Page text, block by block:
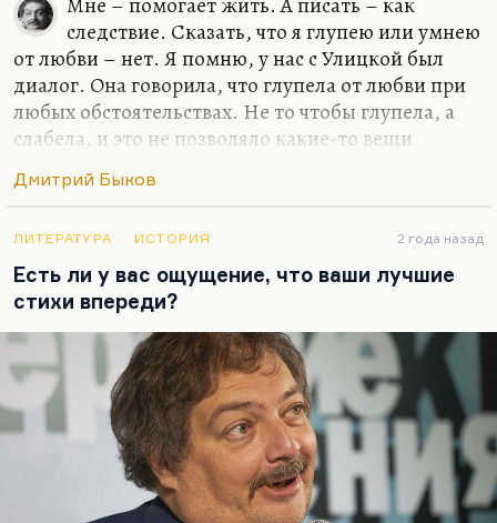
следствие. Сказать, что я глупею или умнею
от любви – нет. Я помню, у нас с Улицкой был
диалог. Она говорила, что глупела от любви при
любых обстоятельствах. Не то чтобы глупела, а
слабела, и это не позволяло какие-то вещи
все-таки этого нет, для меня любовь – это формат
какую-то общую черту у моих жен или тех
женщин, с которыми у меня были долгие и
счастливые отношения, – это были женщины, с
которыми мне нравилось разговаривать, в
которых я находил не эхо, а именно гениальный
ответ, додумывание такое.
Иной раз Катька что-нибудь такое скажет, и
жить хочется. Что-нибудь…
Дмитрий Быков
ЛИТЕРАТУРА ИСТОРИЯ 2 года назад
Есть ли у вас ощущение, что ваши лучшие
стихи впереди?